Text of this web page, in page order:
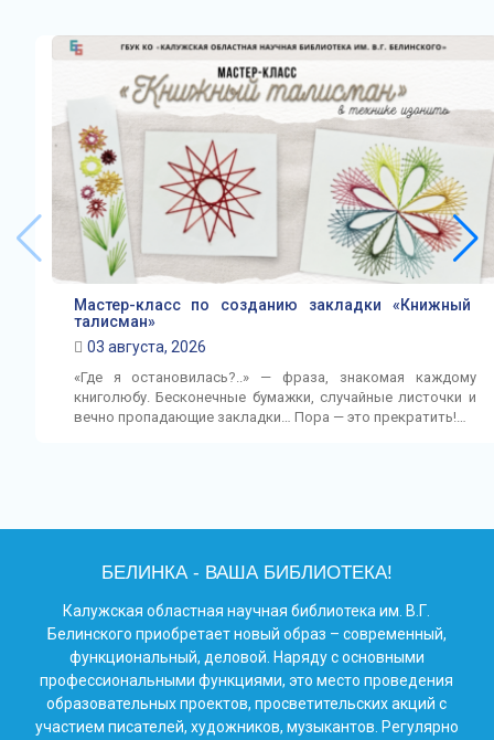
Мастер-класс по созданию закладки «Книжный
талисман»
03 августа, 2026
«Где я остановилась?..» — фраза, знакомая каждому
книголюбу. Бесконечные бумажки, случайные листочки и
вечно пропадающие закладки… Пора — это прекратить!…
БЕЛИНКА - ВАША БИБЛИОТЕКА!
Калужская областная научная библиотека им. В.Г.
Белинского приобретает новый образ – современный,
функциональный, деловой. Наряду с основными
профессиональными функциями, это место проведения
образовательных проектов, просветительских акций с
участием писателей, художников, музыкантов. Регулярно